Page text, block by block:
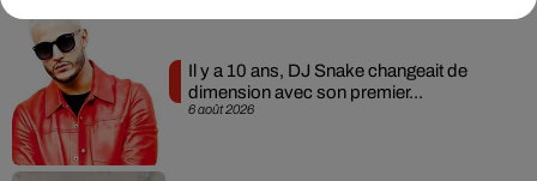
6 août 2026
Il y a 10 ans, DJ Snake changeait de
dimension avec son premier...